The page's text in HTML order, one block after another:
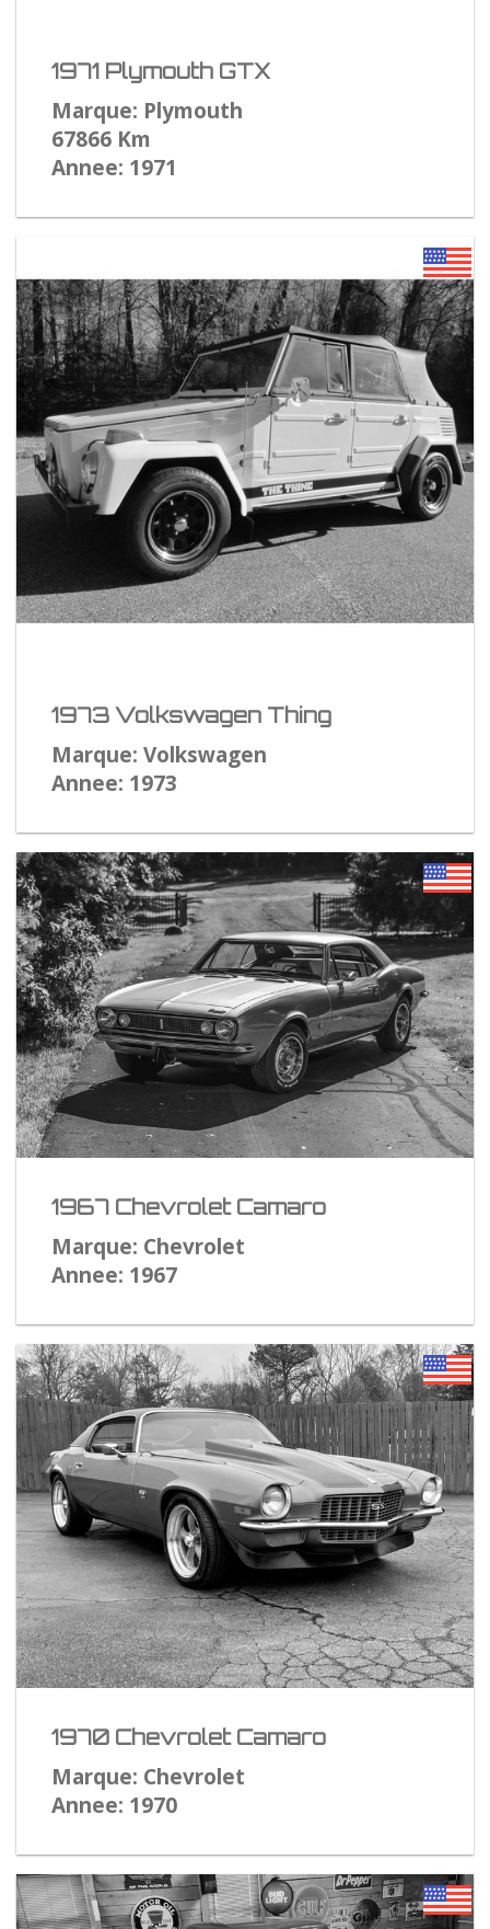
1971 Plymouth GTX
Marque: Plymouth
67866 Km
Annee: 1971
1973 Volkswagen Thing
Marque: Volkswagen
Annee: 1973
1967 Chevrolet Camaro
Marque: Chevrolet
Annee: 1967
1970 Chevrolet Camaro
Marque: Chevrolet
Annee: 1970